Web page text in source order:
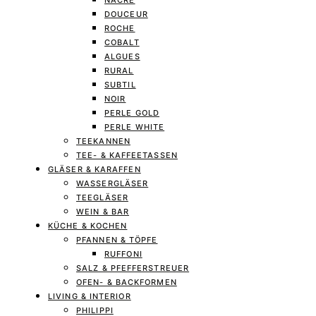
DOUCEUR
ROCHE
COBALT
ALGUES
RURAL
SUBTIL
NOIR
PERLE GOLD
PERLE WHITE
TEEKANNEN
TEE- & KAFFEETASSEN
GLÄSER & KARAFFEN
WASSERGLÄSER
TEEGLÄSER
WEIN & BAR
KÜCHE & KOCHEN
PFANNEN & TÖPFE
RUFFONI
SALZ & PFEFFERSTREUER
OFEN- & BACKFORMEN
LIVING & INTERIOR
PHILIPPI